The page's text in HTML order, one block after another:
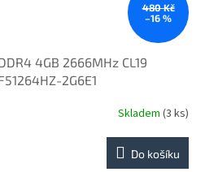
480 Kč
–16 %
4GB 2666MHz CL19
2G6E1
Skladem (3 ks)
Do košíku